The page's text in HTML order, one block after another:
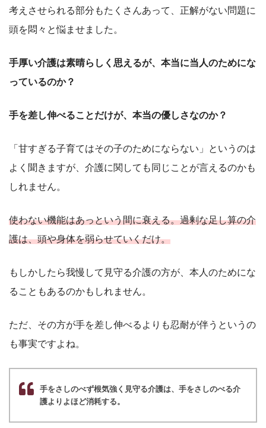
考えさせられる部分もたくさんあって、正解がない問題に
頭を悶々と悩ませました。
手厚い介護は素晴らしく思えるが、本当に当人のためにな
っているのか？
手を差し伸べることだけが、本当の優しさなのか？
「甘すぎる子育てはその子のためにならない」というのは
よく聞きますが、介護に関しても同じことが言えるのかも
しれません。
使わない機能はあっという間に衰える。過剰な足し算の介
護は、頭や身体を弱らせていくだけ。
もしかしたら我慢して見守る介護の方が、本人のためにな
ることもあるのかもしれません。
ただ、その方が手を差し伸べるよりも忍耐が伴うというの
も事実ですよね。
手をさしのべず根気強く見守る介護は、手をさしのべる介
護よりよほど消耗する。